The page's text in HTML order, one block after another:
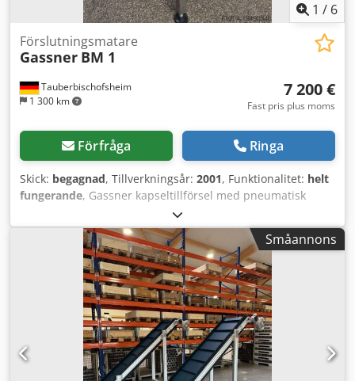
1 / 6
Tauberbischofsheim
1 300 km
Förslutningsmatare
Gassner BM 1
7 200 €
Fast pris plus moms
Förfråga Ringa
Skick: begagnad, Tillverkningsår: 2001, Funktionalitet: helt
fungerande, Gassner kapseltillförsel med pneumatisk
lyftstation och fläkt. Filtersystem för lufttransport med 8 m
rörledning. Dedpoww Hvmsfx Ai Teck
Småannons